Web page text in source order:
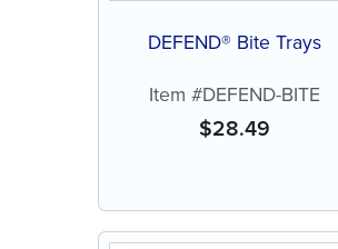
DEFEND® Bite Trays
Item #DEFEND-BITE
$28.49